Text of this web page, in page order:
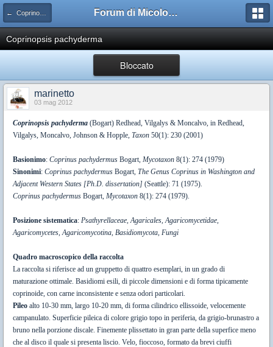
← Coprinopsis Forum di Micologia AMB Gruppo di Muggia e del Carso
Coprinopsis pachyderma
Bloccato
marinetto
03 mag 2012
Coprinopsis pachyderma (Bogart) Redhead, Vilgalys & Moncalvo, in Redhead,
Vilgalys, Moncalvo, Johnson & Hopple, Taxon 50(1): 230 (2001)
Basionimo: Coprinus pachydermus Bogart, Mycotaxon 8(1): 274 (1979)
Sinonimi: Coprinus pachydermus Bogart, The Genus Coprinus in Washington and
Adjacent Western States [Ph.D. dissertation] (Seattle): 71 (1975).
Coprinus pachydermus Bogart, Mycotaxon 8(1): 274 (1979).
Posizione sistematica: Psathyrellaceae, Agaricales, Agaricomycetidae,
Agaricomycetes, Agaricomycotina, Basidiomycota, Fungi
Quadro macroscopico della raccolta
La raccolta si riferisce ad un gruppetto di quattro esemplari, in un grado di
maturazione ottimale. Basidiomi esili, di piccole dimensioni e di forma tipicamente
coprinoide, con carne inconsistente e senza odori particolari.
Pileo alto 10-30 mm, largo 10-20 mm, di forma cilindrico ellissoide, velocemente
campanulato. Superficie pileica di colore grigio topo in periferia, da grigio-brunastro a
bruno nella porzione discale. Finemente plissettato in gran parte della superfice meno
che al disco il quale si presenta liscio. Velo, fioccoso, formato da brevi ciuffi